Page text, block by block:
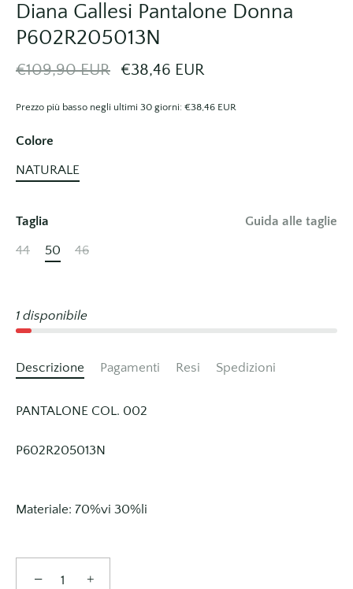
Diana Gallesi Pantalone Donna
P602R205013N
€109,90 EUR €38,46 EUR
Prezzo più basso negli ultimi 30 giorni: €38,46 EUR
Colore
NATURALE
Taglia Guida alle taglie
44 50 46
1 disponibile
Descrizione Pagamenti Resi Spedizioni
PANTALONE COL. 002
P602R205013N
Materiale: 70%vi 30%li
− +